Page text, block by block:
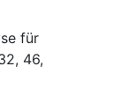
für
46,